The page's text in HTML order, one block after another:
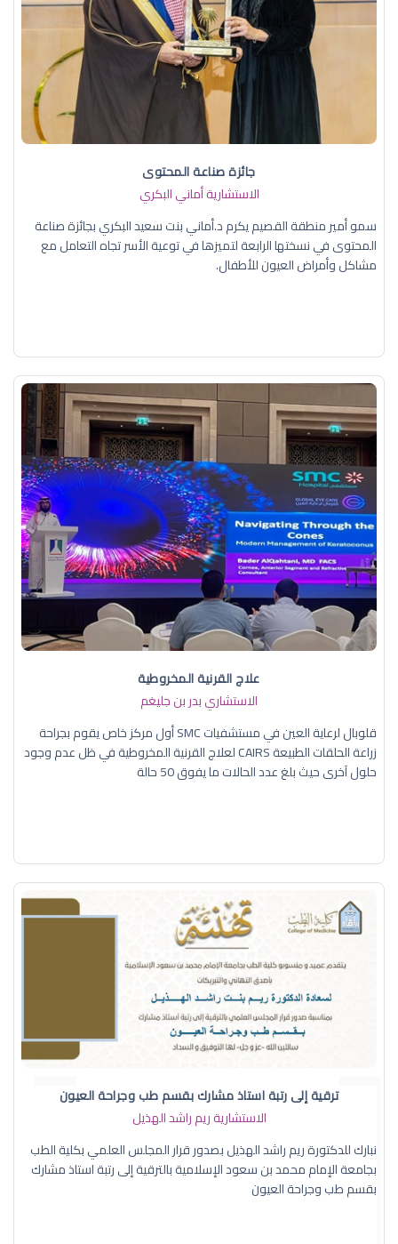
جائزة صناعة المحتوى
الاستشارية أماني البكري
سمو أمير منطقة القصيم يكرم د.أماني بنت سعيد البكري بجائزة صناعة
المحتوى في نسختها الرابعة لتميزها في توعية الأسر تجاه التعامل مع
مشاكل وأمراض العيون للأطفال.
علاج القرنية المخروطية
الاستشاري بدر بن جليغم
قلوبال لرعاية العين في مستشفيات SMC أول مركز خاص يقوم بجراحة
زراعة الحلقات الطبيعة CAIRS لعلاج القرنية المخروطية في ظل عدم وجود
حلول آخرى حيث بلغ عدد الحالات ما يفوق 50 حالة
ترقية إلى رتبة استاذ مشارك بقسم طب وجراحة العيون
الاستشارية ريم راشد الهذيل
نبارك للدكتورة ريم راشد الهذيل بصدور قرار المجلس العلمي بكلية الطب
بجامعة الإمام محمد بن سعود الإسلامية بالترقية إلى رتبة استاذ مشارك
بقسم طب وجراحة العيون